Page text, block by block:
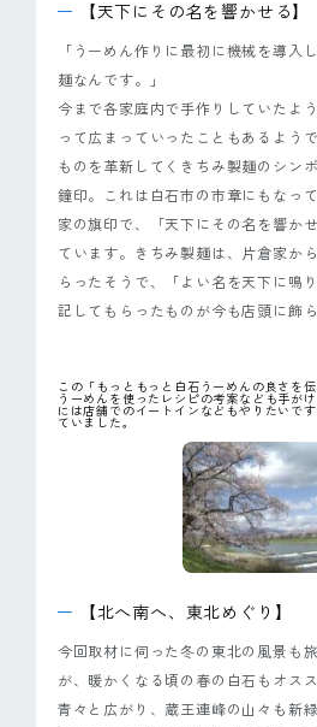
【天下にその名を響かせる】
「うーめん作りに最初に機械を導入
麺なんです。」
今まで各家庭内で手作りしていたよ
って広まっていったこともあるよう
ものを革新してくきちみ製麺のシン
鐘印。これは白石市の市章にもなっ
家の旗印で、「天下にその名を響か
ています。きちみ製麺は、片倉家か
らったそうで、「よい名を天下に鳴
記してもらったものが今も店頭に飾ら
この「もっともっと白石うーめんの良さを
うーめんを使ったレシピの考案なども手が
には店舗でのイートインなどもやりたいで
ていました。
【北へ南へ、東北めぐり】
今回取材に伺った冬の東北の風景も
が、暖かくなる頃の春の白石もオス
青々と広がり、蔵王連峰の山々も新